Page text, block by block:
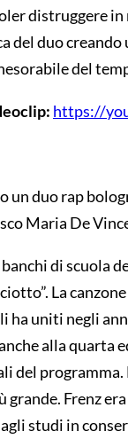
distruggere
del duo
del
https://
un duo rap
Maria De
di scuola
La
ha uniti negli
alla quarta
del
grande. Frenz
studi in